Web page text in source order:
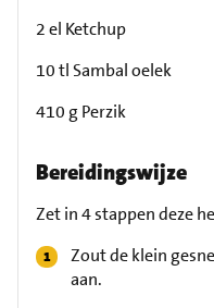
2 el Ketchup
10 tl Sambal oelek
410 g Perzik
Bereidingswijze
Zet in 4 stappen deze
Zout de klein
aan.